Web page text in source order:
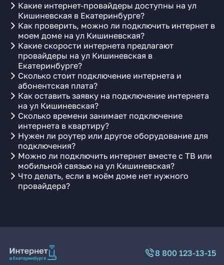
Какие интернет-провайдеры доступны на ул
Кишиневская в Екатеринбурге?
Как проверить, можно ли подключить интернет в
моем доме на ул Кишиневская?
Какие скорости интернета предлагают
провайдеры на ул Кишиневская в
Екатеринбурге?
Сколько стоит подключение интернета и
абонентская плата?
Как оставить заявку на подключение интернета
на ул Кишиневская?
Сколько времени занимает подключение
интернета в квартиру?
Нужен ли роутер или другое оборудование для
подключения?
Можно ли подключить интернет вместе с ТВ или
мобильной связью на ул Кишиневская?
Что делать, если в моём доме нет нужного
провайдера?
8 800 123-13-15